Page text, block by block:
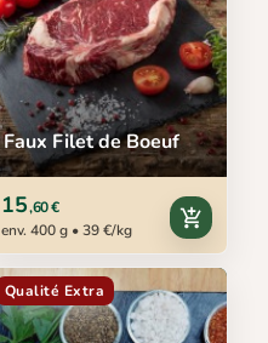
Faux Filet de Boeuf
15,60 €
env. 400 g • 39 €/kg
add_shopping_cart
Qualité Extra